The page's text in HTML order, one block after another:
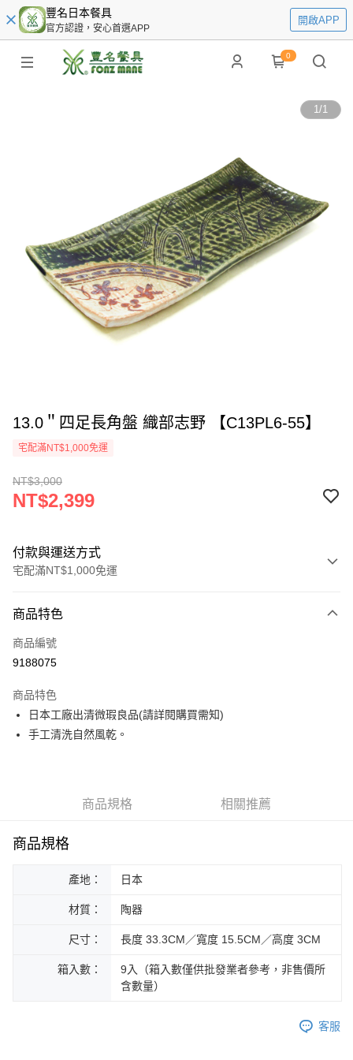
豐名日本餐具
官方認證，安心首選APP
開啟APP
0
1/1
13.0＂四足長角盤 織部志野 【C13PL6-55】
宅配滿NT$1,000免運
NT$3,000
NT$2,399
付款與運送方式
宅配滿NT$1,000免運
信用卡一次付款
LINE Pay
街口支付
悠遊付
運送方式
每筆NT$200，滿NT$1,000(含以上)免運費
黑貓外島宅配
每筆NT$360
商品特色
商品編號
9188075
商品特色
日本工廠出清微瑕良品(請詳閱購買需知)
手工清洗自然風乾。
商品規格 相關推薦
商品規格
產地： 日本
材質： 陶器
尺寸： 長度 33.3CM／寬度 15.5CM／高度 3CM
箱入數：
9入（箱入數僅供批發業者參考，非售價所
含數量）
客服